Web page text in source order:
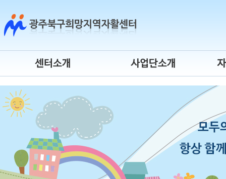
센터연혁
센터장 인사말
조직도
운영위원회
오시는 길
센터 로고
청년자립도전
게이트웨이
시간제 자활근로
자활사업 안내